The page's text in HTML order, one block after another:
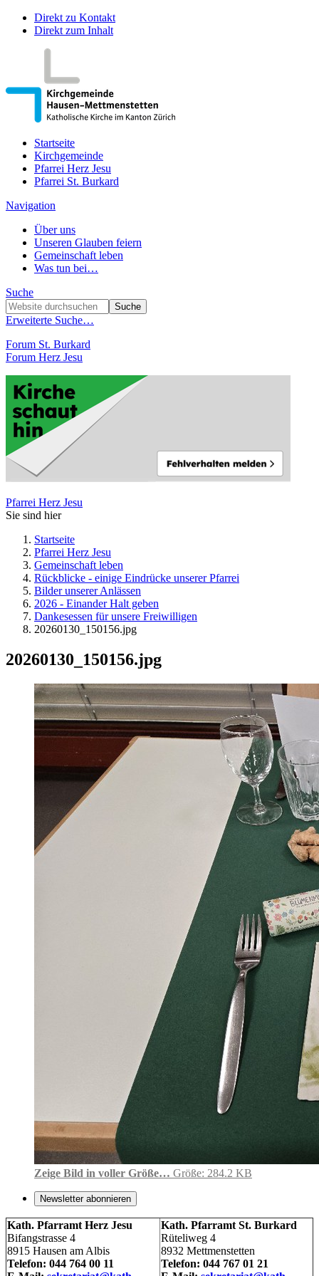
Direkt zu Kontakt
Direkt zum Inhalt
Startseite
Kirchgemeinde
Pfarrei Herz Jesu
Pfarrei St. Burkard
Navigation
Über uns
Unseren Glauben feiern
Gemeinschaft leben
Was tun bei…
Suche
Erweiterte Suche…
Forum St. Burkard
Forum Herz Jesu
Pfarrei Herz Jesu
Sie sind hier
Startseite
Pfarrei Herz Jesu
Gemeinschaft leben
Rückblicke - einige Eindrücke unserer Pfarrei
Bilder unserer Anlässen
2026 - Einander Halt geben
Dankesessen für unsere Freiwilligen
20260130_150156.jpg
20260130_150156.jpg
Zeige Bild in voller Größe… Größe: 284.2 KB
Newsletter abonnieren
Kath. Pfarramt Herz Jesu
Bifangstrasse 4
8915 Hausen am Albis
Telefon: 044 764 00 11
Kath. Pfarramt St. Burkard
Rüteliweg 4
8932 Mettmenstetten
Telefon: 044 767 01 21